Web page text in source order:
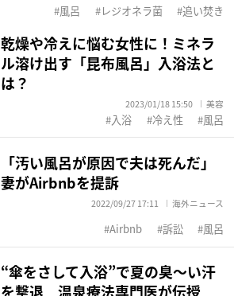
風呂 レジオネラ菌 追い焚き
乾燥や冷えに悩む女性に！ミネラ
ル溶け出す「昆布風呂」入浴法と
は？
2023/01/18 15:50 美容
入浴 冷え性 風呂
「汚い風呂が原因で夫は死んだ」
妻がAirbnbを提訴
2022/09/27 17:11 海外ニュース
Airbnb 訴訟 風呂
“傘をさして入浴”で夏の臭～い汗
を撃退 温泉療法専門医が伝授